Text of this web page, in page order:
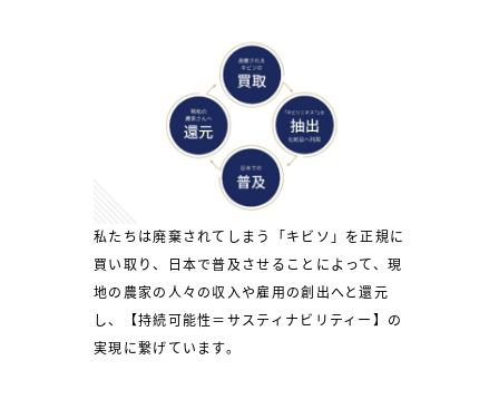
私たちは廃棄されてしまう「キビソ」を正規に
買い取り、日本で普及させることによって、現
地の農家の人々の収入や雇用の創出へと還元
し、【持続可能性＝サスティナビリティー】の
実現に繋げています。